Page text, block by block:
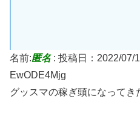
名前:匿名: 投稿日：2022/07/
EwODE4Mjg
グッスマの稼ぎ頭になってき